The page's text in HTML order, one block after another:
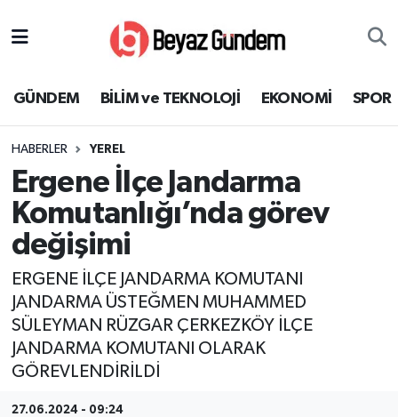
GÜNDEM BİLİM ve TEKNOLOJİ EKONOMİ SPOR
HABERLER YEREL
Ergene İlçe Jandarma
Komutanlığı’nda görev
değişimi
ERGENE İLÇE JANDARMA KOMUTANI
JANDARMA ÜSTEĞMEN MUHAMMED
SÜLEYMAN RÜZGAR ÇERKEZKÖY İLÇE
JANDARMA KOMUTANI OLARAK
GÖREVLENDİRİLDİ
27.06.2024 - 09:24
EKONOMİ
SAĞLIK
EĞİTİM
KÜLTÜR SANAT
Süper Lig Puan Durumu ve Fikstür
Tüm Manşetler
Son Dakika Haberleri
Haber Arşivi